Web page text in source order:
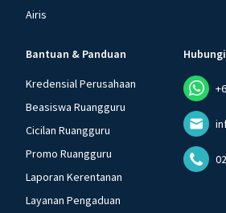
Airis
Bantuan & Panduan
Kredensial Perusahaan
Beasiswa Ruangguru
Cicilan Ruangguru
Promo Ruangguru
Laporan Kerentanan
Layanan Pengaduan